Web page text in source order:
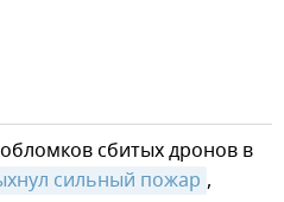
сбитых дронов в
сильный пожар ,